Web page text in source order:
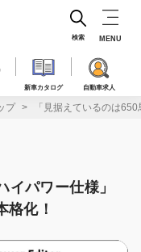
新車カタログ 自動車求人
検索 MENU
プ 「見据えているのは
イパワー仕様」
格化！